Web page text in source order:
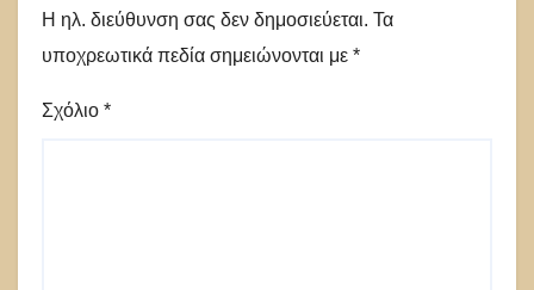
Η ηλ. διεύθυνση σας δεν δημοσιεύεται. Τα
υποχρεωτικά πεδία σημειώνονται με *
Σχόλιο *